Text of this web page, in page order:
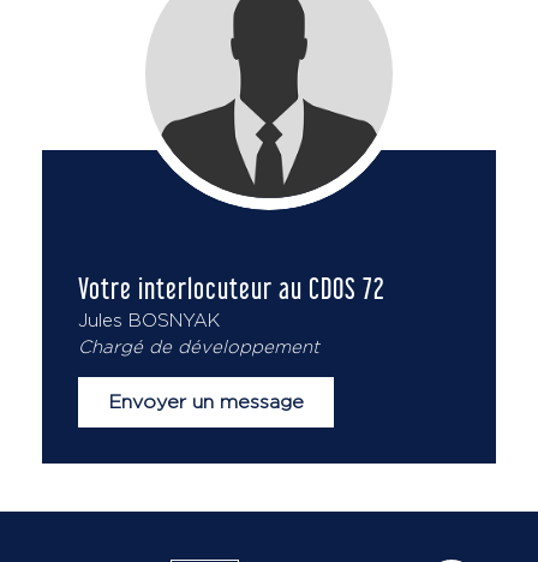
Votre interlocuteur au CDOS 72
Jules BOSNYAK
Chargé de développement
Envoyer un message